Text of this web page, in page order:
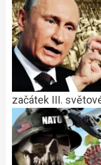
začátek III.